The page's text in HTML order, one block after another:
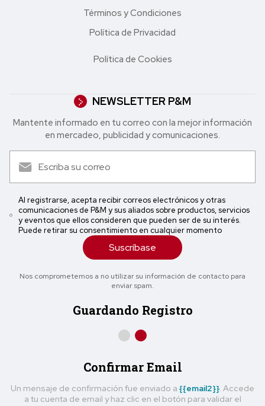
Términos y Condiciones
Política de Privacidad
Política de Cookies
NEWSLETTER P&M
Mantente informado en tu correo con la mejor in formación
en mercadeo, publicidad y comunicaciones.
Al registrarse, acepta recibir correos electrónicos y otras
comunicaciones de P&M y sus aliados sobre productos, servicios
y eventos que ellos consideren que pueden ser de su interés.
Puede retirar su consentimiento en cualquier momento
Suscríbase
Nos comprometemos a no utilizar su información de contacto para
enviar spam.
Guardando Registro
Confirmar Email
Un mensaje de confirmación fue enviado a {{email2}} . Accede
a tu cuenta de email y haz clic en el botón para validar el